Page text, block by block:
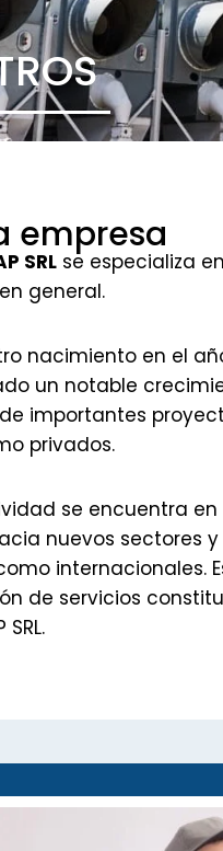
empresa
SRL se especializa
general.
nacimiento en el
un notable
importantes
privados.
se encuentra en
nuevos sectores
internacionales.
de servicios
SRL.